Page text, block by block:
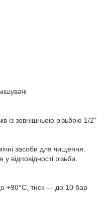
із зовнішньою різьбою 1/2"
засоби для чищення.
різьби.
+90°C, тиск — до 10 бар